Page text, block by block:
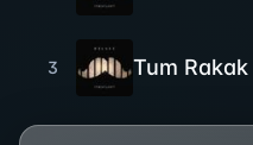
3 Tum Rakak